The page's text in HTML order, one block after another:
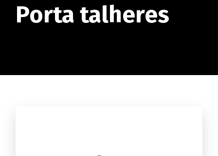
Conheça a linha completa!
Porta talheres